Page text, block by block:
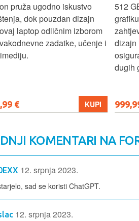
pruža ugodno iskustvo
dok pouzdan dizajn
laptop odličnim izborom
zadatke, učenje i
€ KUPI
512
dizajn
dugih
KOMENTARI NA
12. srpnja 2023.
sad se koristi ChatGPT.
12. srpnja 2023.